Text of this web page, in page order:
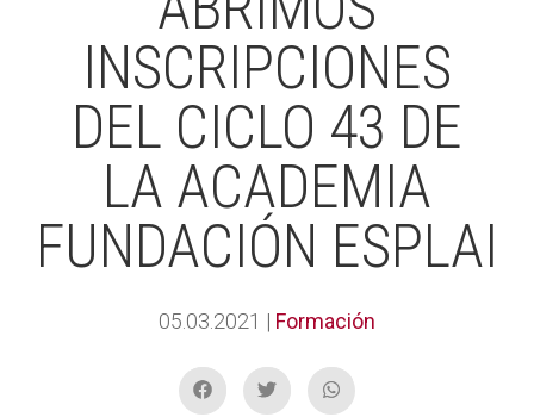
INSCRIPCIONES
DEL CICLO 43 DE
LA ACADEMIA
FUNDACIÓN ESPLAI
05.03.2021 | Formación